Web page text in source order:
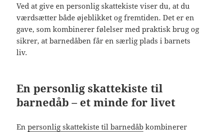
Ved at give en personlig skattekiste viser du, at du
værdsætter både øjeblikket og fremtiden. Det er en
gave, som kombinerer følelser med praktisk brug og
sikrer, at barnedåben får en særlig plads i barnets
liv.
En personlig skattekiste til
barnedåb – et minde for livet
Enpersonlig skattekiste til barnedåb kombinerer